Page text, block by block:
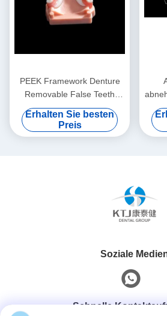
PEEK Framework Denture
Removable False Teeth
Custom
Erhalten Sie besten
Preis
Soziale
Schnelle